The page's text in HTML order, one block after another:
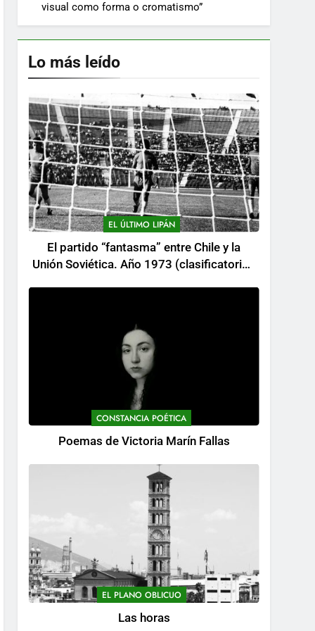
visual como forma o cromatismo”
Lo más leído
EL ÚLTIMO LIPÁN
El partido “fantasma” entre Chile y la
Unión Soviética. Año 1973 (clasificatorios
CONSTANCIA POÉTICA
Poemas de Victoria Marín Fallas
EL PLANO OBLICUO
Las horas